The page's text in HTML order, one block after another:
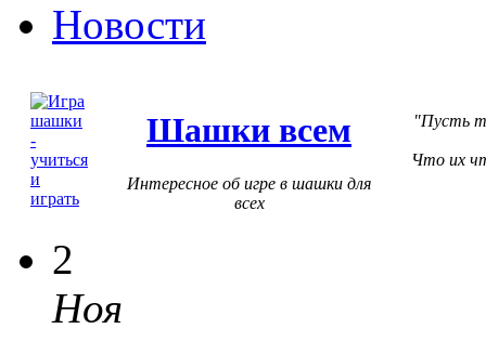
Новости
Шашки всем
Интересное об игре в шашки для
всех
Пусть
Что их
2
Ноя